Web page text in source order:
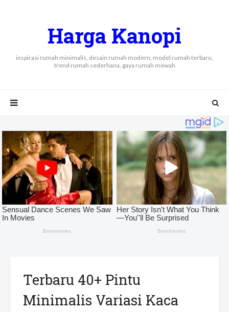
Harga Kanopi
inspirasi rumah minimalis, desain rumah modern, model rumah terbaru,
trend rumah sederhana, gaya rumah mewah
Terbaru 40+ Pintu
Minimalis Variasi Kaca